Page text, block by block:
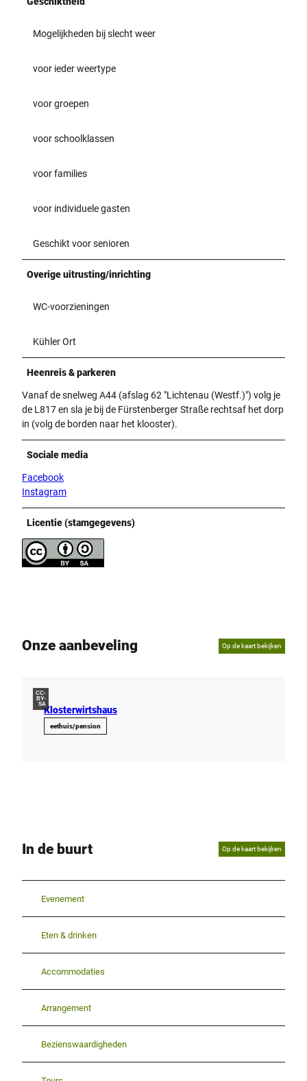
Mogelijkheden bij slecht weer
voor ieder weertype
voor groepen
voor schoolklassen
voor families
voor individuele gasten
Geschikt voor senioren
Overige uitrusting/inrichting
WC-voorzieningen
Kühler Ort
Heenreis & parkeren
Vanaf de snelweg A44 (afslag 62 "Lichtenau (Westf.)") volg je
de L817 en sla je bij de Fürstenberger Straße rechtsaf het dorp
in (volg de borden naar het klooster).
Sociale media
Facebook
Instagram
Licentie (stamgegevens)
Onze aanbeveling Op de kaart bekijken
CC-
BY-
SA
Klosterwirtshaus
eethuis/pension
In de buurt Op de kaart bekijken
Evenement
Eten & drinken
Accommodaties
Arrangement
Bezienswaardigheden